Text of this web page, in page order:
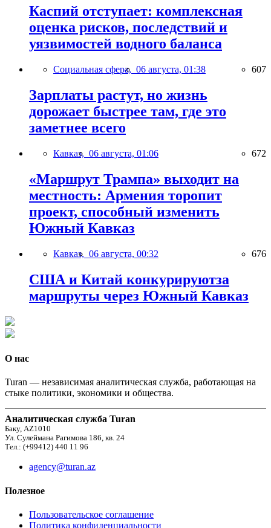
Каспий отступает: комплексная
оценка рисков, последствий и
уязвимостей водного баланса
Социальная сфера, 06 августа, 01:38 607
Зарплаты растут, но жизнь
дорожает быстрее там, где это
заметнее всего
Кавказ, 06 августа, 01:06 672
«Маршрут Трампа» выходит на
местность: Армения торопит
проект, способный изменить
Южный Кавказ
Кавказ, 06 августа, 00:32 676
США и Китай конкурируютза
маршруты через Южный Кавказ
О нас
Turan — независимая аналитическая служба, работающая на
стыке политики, экономики и общества.
Аналитическая служба Turan
Баку, AZ1010
Ул. Сулеймана Рагимова 186, кв. 24
Тел.: (+99412) 440 11 96
agency@turan.az
Полезное
Пользовательское соглашение
Политика конфиденциальности